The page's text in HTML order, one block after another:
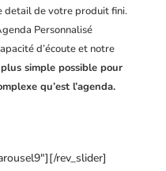
detail de votre produit fini.
Personnalisé
d’écoute et notre
simple possible pour
qu’est l’agenda.
rev_slider]